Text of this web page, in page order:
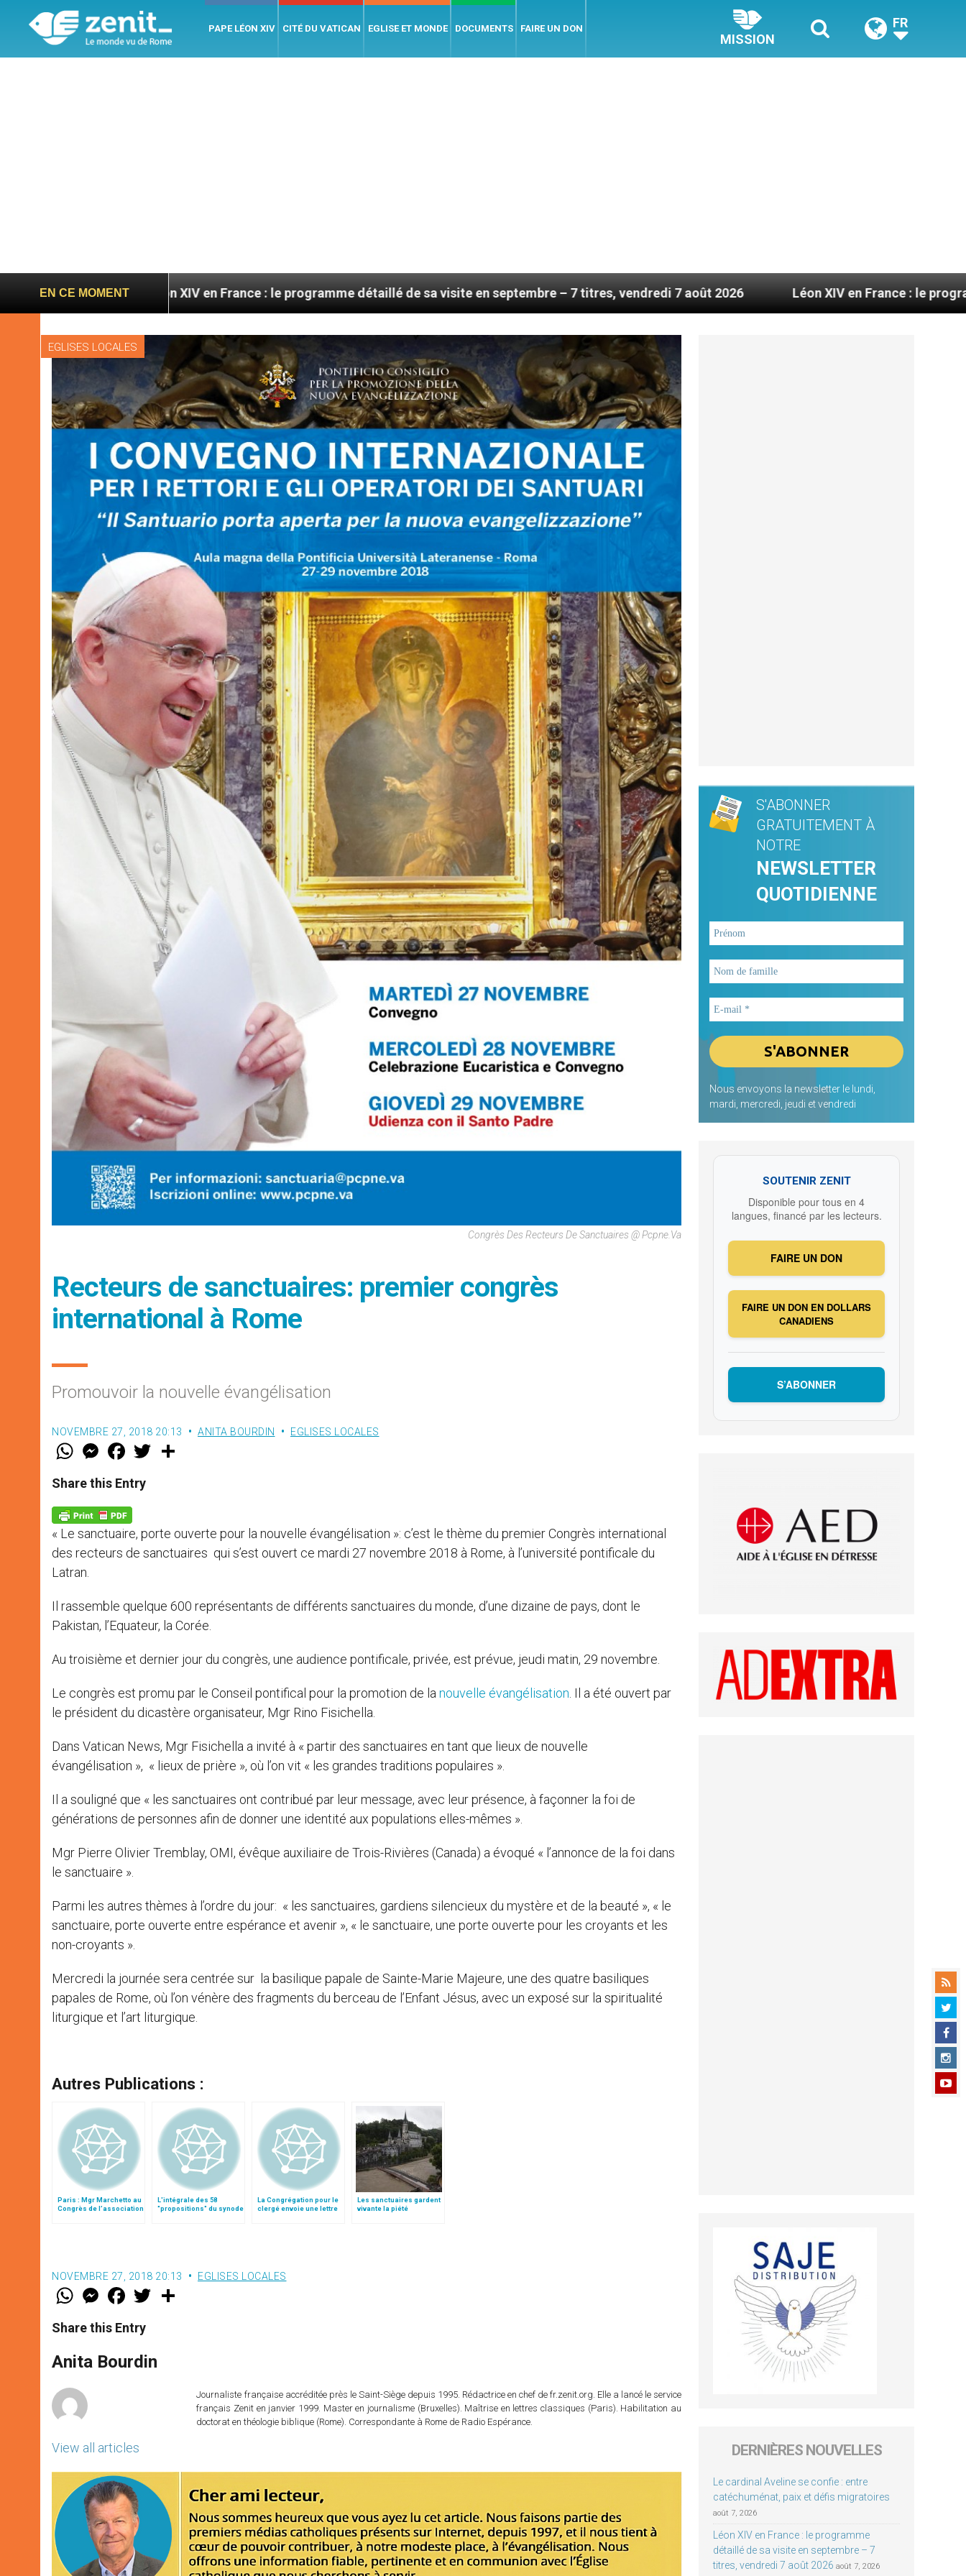
PAPE LÉON XIV CITÉ DU VATICAN EGLISE ET MONDE DOCUMENTS FAIRE UN DON
MISSION
FR
EN CE MOMENT
Léon XIV en France : le programme détaillé de sa visite en septembre – 7 titres, vendredi 7 août 2026 Léon XIV en France : le programme détaillé de sa
EGLISES LOCALES
Congrès Des Recteurs De Sanctuaires @ Pcpne.va
Recteurs de sanctuaires: premier congrès
international à Rome
Promouvoir la nouvelle évangélisation
NOVEMBRE 27, 2018 20:13 ANITA BOURDIN EGLISES LOCALES
W
t
s
p
p
M
e
s
e
g
e
r
F
a
e
b
k
w
Share this Entry
« Le sanctuaire, porte ouverte pour la nouvelle évangélisation »: c’est le thème du premier Congrès international
des recteurs de sanctuaires qui s’est ouvert ce mardi 27 novembre 2018 à Rome, à l’université pontificale du
Latran.
Il rassemble quelque 600 représentants de différents sanctuaires du monde, d’une dizaine de pays, dont le
Pakistan, l’Equateur, la Corée.
Au troisième et dernier jour du congrès, une audience pontificale, privée, est prévue, jeudi matin, 29 novembre.
Le congrès est promu par le Conseil pontifical pour la promotion de la nouvelle évangélisation . Il a été ouvert par
le président du dicastère organisateur, Mgr Rino Fisichella.
Dans Vatican News, Mgr Fisichella a invité à « partir des sanctuaires en tant que lieux de nouvelle
évangélisation », « lieux de prière », où l’on vit « les grandes traditions populaires ».
Il a souligné que « les sanctuaires ont contribué par leur message, avec leur présence, à façonner la foi de
générations de personnes afin de donner une identité aux populations elles-mêmes ».
Mgr Pierre Olivier Tremblay, OMI, évêque auxiliaire de Trois-Rivières (Canada) a évoqué « l’annonce de la foi dans
le sanctuaire ».
Parmi les autres thèmes à l’ordre du jour: « les sanctuaires, gardiens silencieux du mystère et de la beauté », « le
sanctuaire, porte ouverte entre espérance et avenir », « le sanctuaire, une porte ouverte pour les croyants et les
non-croyants ».
Mercredi la journée sera centrée sur la basilique papale de Sainte-Marie Majeure, une des quatre basiliques
papales de Rome, où l’on vénère des fragments du berceau de l’Enfant Jésus, avec un exposé sur la spiritualité
liturgique et l’art liturgique.
Autres Publications :
Paris : Mgr Marchetto au
Congrès de l’association
L'intégrale des 58
"propositions" du synode
La Congrégation pour le
clergé envoie une lettre
Les sanctuaires gardent
vivante la piété
NOVEMBRE 27, 2018 20:13 EGLISES LOCALES
W
t
s
p
p
M
e
s
e
g
e
F
a
e
b
o
k
w
r
Share this Entry
Anita Bourdin
View all articles
Journaliste française accréditée près le Saint-Siège depuis 1995. Rédactrice en chef de fr.zenit.org. Elle a lancé le service
français Zenit en janvier 1999. Master en journalisme (Bruxelles). Maîtrise en lettres classiques (Paris). Habilitation au
doctorat en théologie biblique (Rome). Correspondante à Rome de Radio Espérance.
S'ABONNER
GRATUITEMENT À
NOTRE
NEWSLETTER
QUOTIDIENNE
Nous envoyons la newsletter le lundi,
mardi, mercredi, jeudi et vendredi
SOUTENIR ZENIT
Disponible pour tous en 4
langues, financé par les lecteurs.
FAIRE UN DON
FAIRE UN DON EN DOLLARS
CANADIENS
S’ABONNER
DERNIÈRES NOUVELLES
Le cardinal Aveline se confie : entre
catéchuménat, paix et défis migratoires
août 7, 2026
Léon XIV en France : le programme
détaillé de sa visite en septembre – 7
titres, vendredi 7 août 2026 août 7, 2026